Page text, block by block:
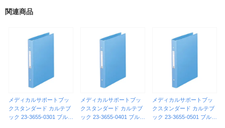
関連商品
メディカルサポートブッ
クスタンダード カルテブ
ック 23-3655-0301 ブルー
メディカルサポートブッ
クスタンダード カルテブ
ック 23-3655-0401 ブルー
メディカルサポートブッ
クスタンダード カルテブ
ック 23-3655-0501 ブルー